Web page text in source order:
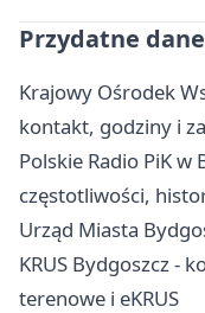
Przydatne
Krajowy Ośrodek
kontakt, godziny i
Polskie Radio PiK
częstotliwości,
Urząd Miasta
KRUS Bydgoszcz -
terenowe i eKRUS